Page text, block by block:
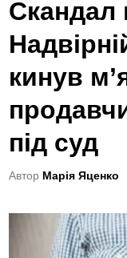
s
e
d
n
Скандал
кинув
під суд
Автор Марія Яценко